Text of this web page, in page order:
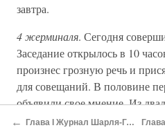
завтра.
4 жерминаля. Сегодня
Заседание открылось в 10
произнес грозную речь и
для совещаний. В половине
объявили свое мнение. Из
девятнадцать были осуждены;
← Глава I Журнал Шарля-Генриха Сансона